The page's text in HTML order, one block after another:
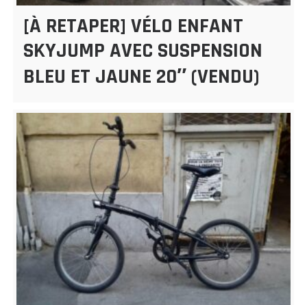
[À RETAPER] VÉLO ENFANT
SKYJUMP AVEC SUSPENSION
BLEU ET JAUNE 20″ (VENDU)